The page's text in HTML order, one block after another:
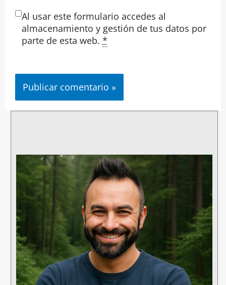
Al usar este formulario accedes al
almacenamiento y gestión de tus datos por
parte de esta web. *